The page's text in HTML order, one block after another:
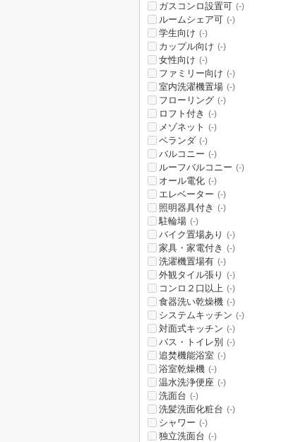
ガスコンロ設置可 (-)
ルームシェア可 (-)
学生向け (-)
カップル向け (-)
女性向け (-)
ファミリー向け (-)
室内洗濯機置場 (-)
フローリング (-)
ロフト付き (-)
メゾネット (-)
ベランダ (-)
バルコニー (-)
ルーフバルコニー (-)
オール電化 (-)
エレベーター (-)
照明器具付き (-)
駐輪場 (-)
バイク置場あり (-)
家具・家電付き (-)
洗濯機置場有 (-)
外観タイル張り (-)
コンロ２口以上 (-)
食器洗い乾燥機 (-)
システムキッチン (-)
対面式キッチン (-)
バス・トイレ別 (-)
追焚機能浴室 (-)
浴室乾燥機 (-)
温水洗浄便座 (-)
洗面台 (-)
洗髪洗面化粧台 (-)
シャワー (-)
独立洗面台 (-)